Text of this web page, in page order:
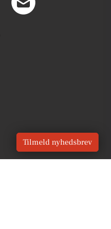
Tilmeld nyhedsbrev